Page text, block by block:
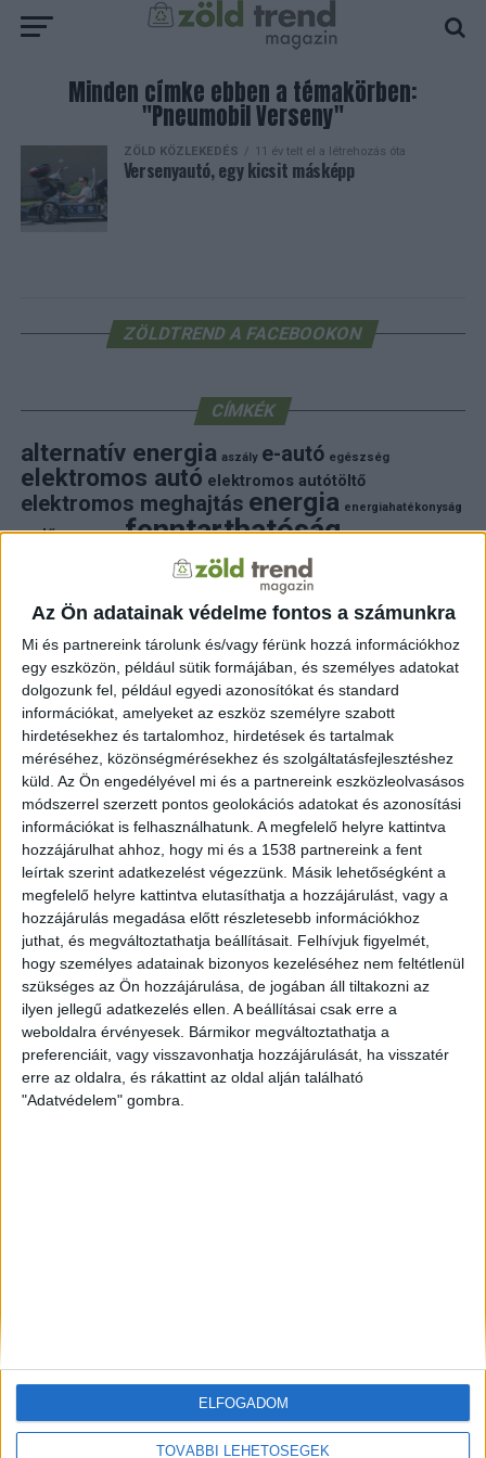
Az Ön adatainak védelme fontos a számunkra
Mi és partnereink tárolunk és/vagy férünk hozzá információkhoz
egy eszközön, például sütik formájában, és személyes adatokat
dolgozunk fel, például egyedi azonosítókat és standard
információkat, amelyeket az eszköz személyre szabott
hirdetésekhez és tartalomhoz, hirdetések és tartalmak
méréséhez, közönségmérésekhez és szolgáltatásfejlesztéshez
küld. Az Ön engedélyével mi és a partnereink eszközleolvasásos
módszerrel szerzett pontos geolokációs adatokat és azonosítási
információkat is felhasználhatunk. A megfelelő helyre kattintva
hozzájárulhat ahhoz, hogy mi és a 1538 partnereink a fent
leírtak szerint adatkezelést végezzünk. Másik lehetőségként a
megfelelő helyre kattintva elutasíthatja a hozzájárulást, vagy a
hozzájárulás megadása előtt részletesebb információkhoz
juthat, és megváltoztathatja beállításait. Felhívjuk figyelmét,
hogy személyes adatainak bizonyos kezeléséhez nem feltétlenül
szükséges az Ön hozzájárulása, de jogában áll tiltakozni az
ilyen jellegű adatkezelés ellen. A beállításai csak erre a
weboldalra érvényesek. Bármikor megváltoztathatja a
preferenciáit, vagy visszavonhatja hozzájárulását, ha visszatér
erre az oldalra, és rákattint az oldal alján található
"Adatvédelem" gombra.
TOVÁBBI LEHETŐSÉGEK
ELFOGADOM
Minden címke ebben a témakörben:
"Pneumobil Verseny"
ZÖLD KÖZLEKEDÉS 11 év telt el a létrehozás óta
Versenyautó, egy kicsit másképp
ZÖLDTREND A FACEBOOKON
CÍMKÉK
alternatív energia aszály e-autó egészség
elektromos autó elektromos autótöltő
elektromos meghajtás energia energiahatékonyság
erdő fejlesztés fenntarthatóság fotovoltaikus
hulladék időjárás klímaváltozás
környezet
környezetvédelem környezetvédelmi hírek
közlekedés megújuló energia mezőgazdaság
napelemnapelemeknapenergia
naperőmű solar solar energy szelektiv hulladék természet
természetvédelem villamosenergia villanyautó víz
autó
zöld energia zöld energiaforrás zöld hirek
állatvédelem áram életmód újrahasznosítás
FRISS HÍREK
ZÖLDINFÓ 13 óra telt el a létrehozás óta
Rekordhőség: vízhiány, vasúti korlátozások és
erdőtüzek országszerte
ZÖLDINFÓ 14 óra telt el a létrehozás óta
Újabb víztakarékossági intézkedés: nem
locsolhatják ivóvízzel a stadionokat
ZÖLDINFÓ 14 óra telt el a létrehozás óta
Megfontolásra ajánlja a zárvatartást a
bölcsődéknek és óvodáknak a minisztérium
ZÖLDINFÓ 15 óra telt el a létrehozás óta